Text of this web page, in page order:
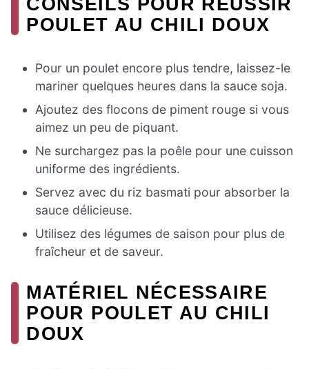
POULET AU CHILI DOUX
Pour un poulet encore plus tendre, laissez-le
mariner quelques heures dans la sauce soja.
Ajoutez des flocons de piment rouge si vous
aimez un peu de piquant.
Ne surchargez pas la poêle pour une cuisson
uniforme des ingrédients.
Servez avec du riz basmati pour absorber la
sauce délicieuse.
Utilisez des légumes de saison pour plus de
fraîcheur et de saveur.
MATÉRIEL NÉCESSAIRE
POUR POULET AU CHILI
DOUX